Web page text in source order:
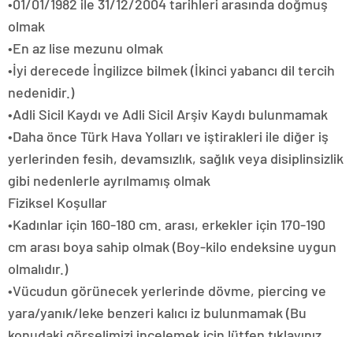
•01/01/1982 ile 31/12/2004 tarihleri arasında doğmuş
olmak
•En az lise mezunu olmak
•İyi derecede İngilizce bilmek (İkinci yabancı dil tercih
nedenidir.)
•Adli Sicil Kaydı ve Adli Sicil Arşiv Kaydı bulunmamak
•Daha önce Türk Hava Yolları ve iştirakleri ile diğer iş
yerlerinden fesih, devamsızlık, sağlık veya disiplinsizlik
gibi nedenlerle ayrılmamış olmak
Fiziksel Koşullar
•Kadınlar için 160-180 cm. arası, erkekler için 170-190
cm arası boya sahip olmak (Boy-kilo endeksine uygun
olmalıdır.)
•Vücudun görünecek yerlerinde dövme, piercing ve
yara/yanık/leke benzeri kalıcı iz bulunmamak (Bu